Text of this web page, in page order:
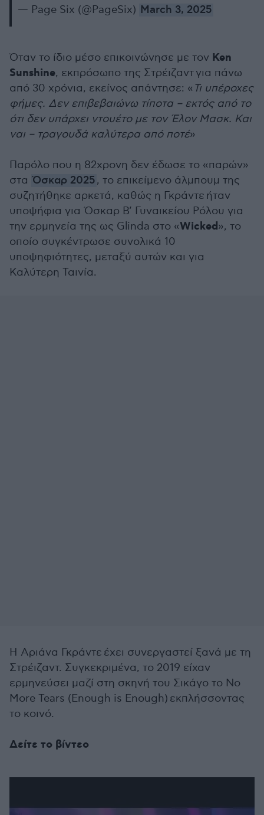
— Page Six (@PageSix) March 3, 2025
Όταν το ίδιο μέσο επικοινώνησε με τον Ken
Sunshine, εκπρόσωπο της Στρέιζαντγια πάνω
από 30 χρόνια, εκείνος απάντησε: « Τι υπέροχες
φήμες. Δεν επιβεβαιώνω τίποτα – εκτός από το
ότι δεν υπάρχει ντουέτο με τον Έλον Μασκ. Και
ναι – τραγουδά καλύτερα από ποτέ»
Παρόλο που η 82χρονη δεν έδωσε το «παρών»
στα Όσκαρ 2025, το επικείμενο άλμπουμ της
συζητήθηκε αρκετά, καθώς η Γκράντε ήταν
υποψήφια για Όσκαρ Β’ Γυναικείου Ρόλου για
την ερμηνεία της ως Glinda στο «Wicked», το
οποίο συγκέντρωσε συνολικά 10
υποψηφιότητες, μεταξύ αυτών και για
Καλύτερη Ταινία.
Η Αριάνα Γκράντε έχει συνεργαστεί ξανά με τη
Στρέιζαντ. Συγκεκριμένα, το 2019 είχαν
ερμηνεύσει μαζί στη σκηνή του Σικάγο το No
More Tears (Enough is Enough) εκπλήσσοντας
το κοινό.
Δείτε το βίντεο